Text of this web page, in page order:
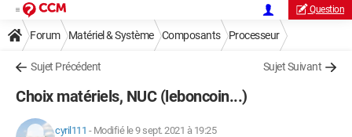
Question
Forum Matériel & Système Composants Processeur
Sujet Précédent Sujet Suivant
Choix matériels, NUC (leboncoin...)
cyril111 - Modifié le 9 sept. 2021 à 19:25